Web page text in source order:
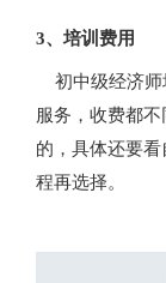
3、培训费用
初中级经济师
服务，收费都
的，具体还要
程再选择。